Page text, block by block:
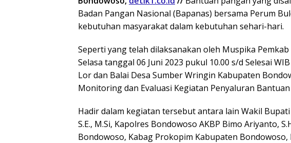
Badan Pangan Nasional (Bapanas) bersama Perum
kebutuhan masyarakat dalam kebutuhan sehari-hari.
Seperti yang telah dilaksanakan oleh Muspika
Selasa tanggal 06 Juni 2023 pukul 10.00 s/d Selesai
Lor dan Balai Desa Sumber Wringin Kabupaten
Monitoring dan Evaluasi Kegiatan Penyaluran
Hadir dalam kegiatan tersebut antara lain Wakil
S.E., M.Si, Kapolres Bondowoso AKBP Bimo Ariyanto,
Bondowoso, Kabag Prokopim Kabupaten Bondowoso,